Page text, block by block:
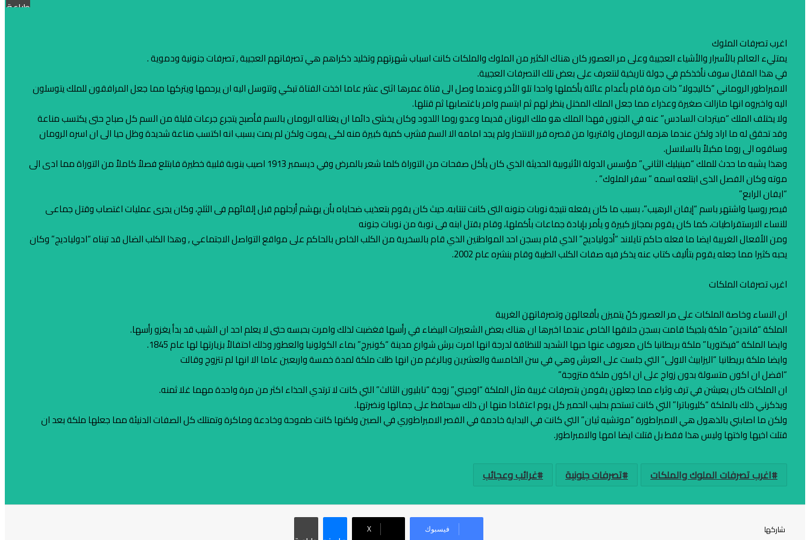
اغرب تصرفات الملوك
يمتليء العالم بالأسرار والأشياء العجيبة وعلى مر العصور كان هناك الكثير من الملوك والملكات كانت اسباب شهرتهم وتخليد ذكراهم هي تصرفاتهم العجيبة , تصرفات جنونية ودموية .
في هذا المقال سوف نأخذكم في جولة تاريخية لنتعرف على بعض تلك التصرفات العجيبة.
الامبراطور الروماني “كاليجولا” ذات مرة قام بأعدام عائلة بأكملها واحدا تلو الأخر وعندما وصل الى فتاة عمرها اثنى عشر عاما اخذت الفتاة تبكي وتتوسل اليه ان يرحمها ويتركها مما جعل المرافقون للملك يتوسلون
اليه واخبروه انها مازالت صغيرة وعذراء مما جعل الملك المختل ينظر لهم ثم ابتسم وامر باغتصابها ثم قتلها.
ولا يختلف الملك “ميتردات السادس” عنه في الجنون فهذا الملك هو ملك اليونان قديما وعدو روما اللدود وكان يخشى دائما ان يغتاله الرومان بالسم فأصبح يتجرع جرعات قليلة من السم كل صباح حتى يكتسب مناعة
وقد تحقق له ما اراد ولكن عندما هزمه الرومان واقتربوا من قصره قرر الانتحار ولم يجد امامه الا السم فشرب كمية كبيرة منه لكى يموت ولكن لم يمت بسبب انه اكتسب مناعة شديدة وظل حيا الى ان اسره الرومان
وساقوه الى روما مكبلاً بالسلاسل.
وهذا يشبه ما حدث للملك “مينيليك الثاني” مؤسس الدولة الأثيوبية الحديثة الذي كان يأكل صفحات من التوراة كلما شعر بالمرض وفي ديسمبر 1913 اصيب بنوبة قلبية خطيرة فابتلع فصلاُ كاملاً من التوراة مما ادى الى
موته وكان الفصل الذى ابتلعه اسمه ” سفر الملوك” .
“ايفان الرابع”
قيصر روسيا واشتهر باسم “إيفان الرهيب”، بسبب ما كان يفعله نتيجة نوبات جنونه التى كانت تنتابه، حيث كان يقوم بتعذيب ضحاياه بأن يهشم أرجلهم قبل إلقائهم فى الثلج، وكان يجرى عمليات اغتصاب وقتل جماعى
للنساء الارستقراطيات، كما كان يقوم بمجازر كبيرة و يأمر بإبادة جماعات بأكملها، وقام بقتل ابنه فى نوبة من نوبات جنونه
ومن الأفعال الغريبة ايضا ما فعله حاكم تايلاند “أدولياديج” الذي قام بسجن احد المواطنين الذي قام بالسخرية من الكلب الخاص بالحاكم على مواقع التواصل الاجتماعي , وهذا الكلب الضال قد تبناه “ادولياديج” وكان
يحبه كثيرا مما جعله يقوم بتأليف كتاب عنه يذكر فيه صفات الكلب الطيبة وقام بنشره عام 2002.
اغرب تصرفات الملكات
ان النساء وخاصة الملكات على مر العصور كنّ يتميزن بأفعالهن وتصرفاتهن الغريبة
الملكة “فاندين” ملكة بلجيكا قامت بسجن حلاقها الخاص عندما اخبرها ان هناك بعض الشعيرات البيضاء في رأسها فغضبت لذلك وامرت بحبسه حتى لا يعلم احد ان الشيب قد بدأ يغزو رأسها.
وايضا الملكة “فيكتوريا” ملكة بريطانيا كان معروف عنها حبها الشديد للنظافة لدرجة انها امرت برش شوارع مدينة “كونبرج” بماء الكولونيا والعطور وذلك احتفالاً بزيارتها لها عام 1845.
وايضا ملكة بريطانيا “اليزابيث الاولى” التي جلست على العرش وهي في سن الخامسة والعشرين وبالرغم من انها ظلت ملكة لمدة خمسة واربعين عاما الا انها لم تتزوج وقالت
“افضل ان اكون متسولة بدون زواج على ان اكون ملكة متزوجة”
ان الملكات كان يعيشن في ترف وثراء مما جعلهن يقومن بتصرفات غريبة مثل الملكة “اوجيني” زوجة “نابليون الثالث” التي كانت لا ترتدي الحذاء اكثر من مرة واحدة مهما غلا ثمنه.
ويذكرني ذلك بالملكة “كليوباترا” التي كانت تستحم بحليب الحمير كل يوم اعتقادا منها ان ذلك سيحافظ على جمالها ونضرتها.
ولكن ما اصابني بالذهول هي الامبراطورة “موتشيه ثيان” التي كانت في البداية خادمة في القصر الامبراطوري في الصين ولكنها كانت طموحة وخادعة وماكرة وتمتلك كل الصفات الدنيئة مما جعلها ملكة بعد ان
قتلت اخيها واختها وليس هذا فقط بل قتلت ايضا امها والامبراطور.
اغرب تصرفات الملوك والملكات تصرفات جنونية غرائب وعجائب
شاركها فيسبوك ‫X
طباعة